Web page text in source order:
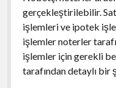
gerçekleştirilebilir.
işlemleri ve ipotek
işlemler noterler
işlemler için gerekli
tarafından detaylı bir